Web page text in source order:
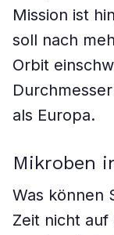
Mission ist
soll nach
Orbit
als Europa.
Mikroben
Was können
Zeit nicht auf